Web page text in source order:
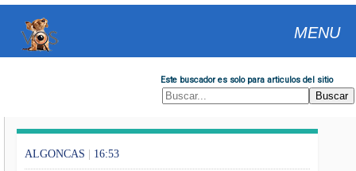
MENU
Este buscador es solo para articulos del sitio
ALGONCAS | 16:53